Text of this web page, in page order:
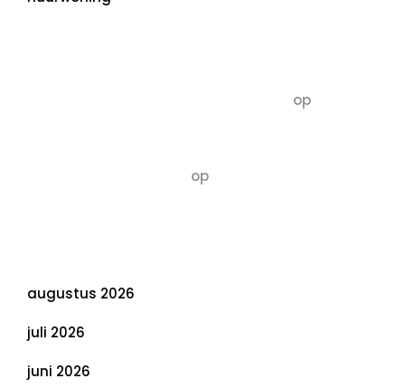
op
op
augustus 2026
juli 2026
juni 2026